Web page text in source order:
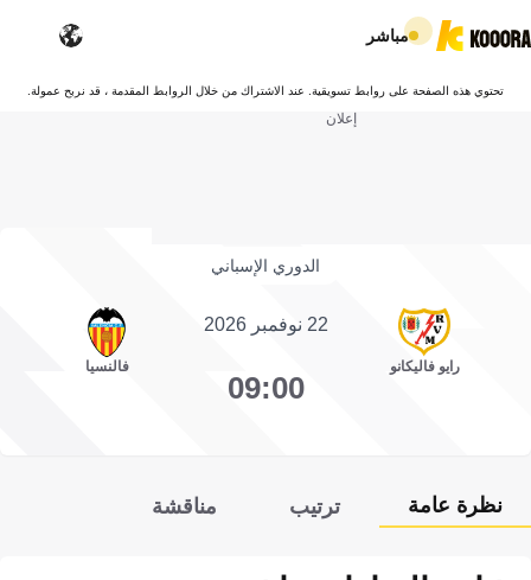
مباشر
تحتوي هذه الصفحة على روابط تسويقية. عند الاشتراك من خلال الروابط المقدمة ، قد نربح عمولة.
إعلان
الدوري الإسباني
رايو فاليكانو
22 نوفمبر 2026
09:00
فالنسيا
نظرة عامة ترتيب مناقشة